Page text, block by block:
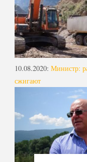
10.08.2020: Министр:
сжигают